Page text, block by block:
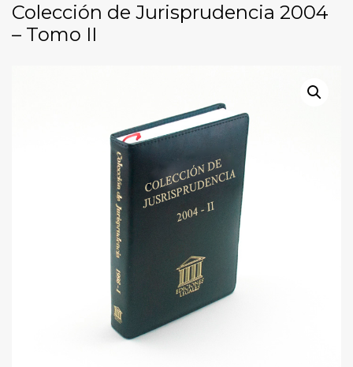
Colección de Jurisprudencia 2004
– Tomo II